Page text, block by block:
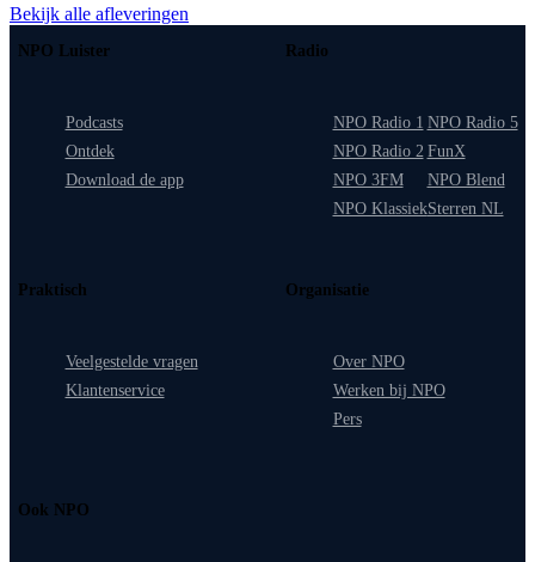
Bekijk alle afleveringen
NPO Luister
Podcasts
Ontdek
Download de app
Radio
NPO Radio 1
NPO Radio 2
NPO 3FM
NPO Klassiek
NPO Radio 5
FunX
NPO Blend
Sterren NL
Praktisch
Veelgestelde vragen
Klantenservice
Organisatie
Over NPO
Werken bij NPO
Pers
Ook NPO